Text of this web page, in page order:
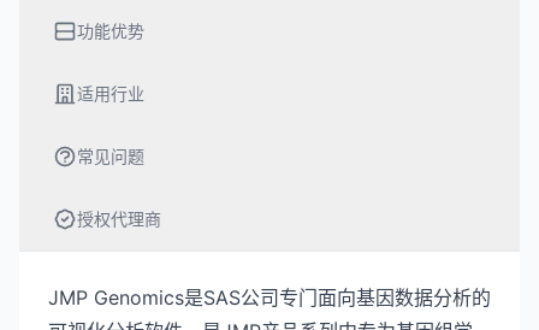
功能优势
适用行业
常见问题
授权代理商
JMP Genomics是SAS公司专门面向基因数据分析的